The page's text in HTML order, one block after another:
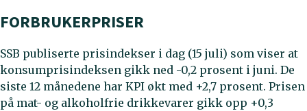
FORBRUKERPRISER
SSB publiserte prisindekser i dag (15 juli) som viser at
konsumprisindeksen gikk ned -0,2 prosent i juni. De
siste 12 månedene har KPI økt med +2,7 prosent. Prisen
på mat- og alkoholfrie drikkevarer gikk opp +0,3